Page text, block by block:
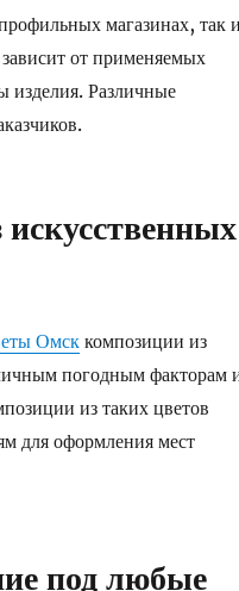
магазинах, так
от применяемых
изделия. Различные
Омсккомпозиции из
погодным факторам
из таких цветов
для оформления мест
под любые